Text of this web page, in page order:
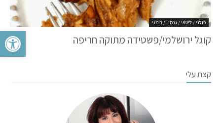
פתח
פולני / ליטאי / גרמני / רומני
קוגל ירושלמי/פשטידה מתוקה חריפה
קצת עלי